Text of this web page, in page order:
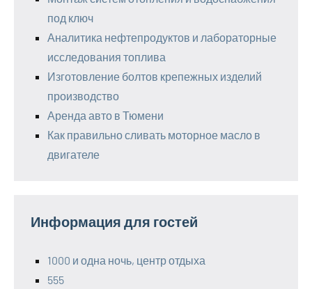
под ключ
Аналитика нефтепродуктов и лабораторные
исследования топлива
Изготовление болтов крепежных изделий
производство
Аренда авто в Тюмени
Как правильно сливать моторное масло в
двигателе
Информация для гостей
1000 и одна ночь, центр отдыха
555